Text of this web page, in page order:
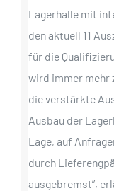
Lagerhalle mit
den aktuell 11
für die
wird immer mehr
die verstärkte
Ausbau der
Lage, auf
durch
ausgebremst”,